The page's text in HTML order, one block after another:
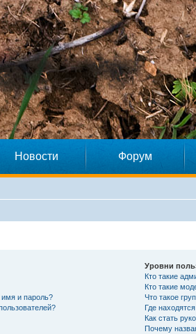
Новости Форум
и пароль?
Уровни
Кто такие
Кто такие
Что такое
Где
Как стать
Почему